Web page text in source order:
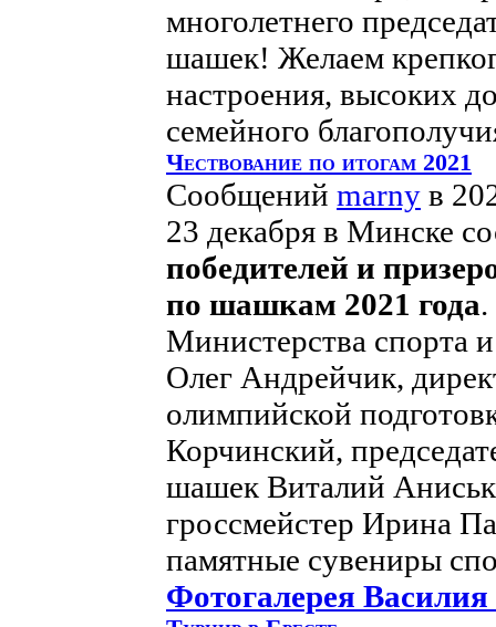
многолетнего
шашек! Желаем
настроения, высоких
семейного
Чествование по итогам 2021
Сообщений marny в
23 декабря в Минске
победителей и
по шашкам 2021 года
Министерства спорта
Олег Андрейчик,
олимпийской
Корчинский,
шашек Виталий
гроссмейстер Ирина
памятные сувениры
Фотогалерея